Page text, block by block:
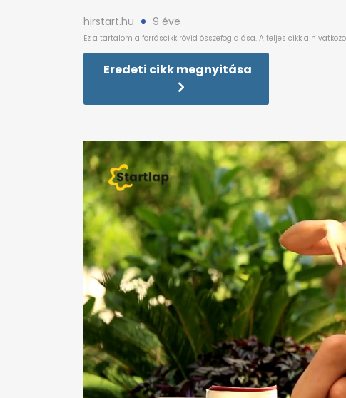
hirstart.hu 9 éve
Eredeti cikk megnyitása